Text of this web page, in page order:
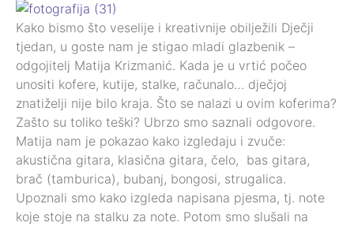
Kako bismo što veselije i kreativnije obilježili Dječji
tjedan, u goste nam je stigao mladi glazbenik –
odgojitelj Matija Krizmanić. Kada je u vrtić počeo
unositi kofere, kutije, stalke, računalo… dječjoj
znatiželji nije bilo kraja. Što se nalazi u ovim koferima?
Zašto su toliko teški? Ubrzo smo saznali odgovore.
Matija nam je pokazao kako izgledaju i zvuče:
akustična gitara, klasična gitara, čelo, bas gitara,
brač (tamburica), bubanj, bongosi, strugalica.
Upoznali smo kako izgleda napisana pjesma, tj. note
koje stoje na stalku za note. Potom smo slušali na